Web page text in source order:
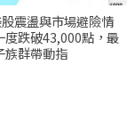
震盪與市場避險情
度跌破43,000點，最
族群帶動指